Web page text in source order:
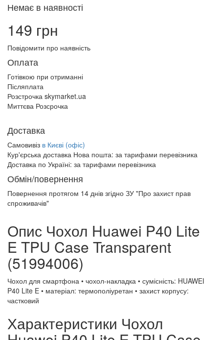
Немає в наявності
149 грн
Повідомити про наявність
Оплата
Готівкою при отриманні
Післяплата
Розстрочка skymarket.ua
Миттєва Розсрочка
Доставка
Самовивіз в Києві (офіс)
Кур'єрська доставка Нова пошта: за тарифами перевізника
Доставка по Україні: за тарифами перевізника
Обмін/повернення
Повернення протягом 14 днів згідно ЗУ "Про захист прав
спроживачів"
Опис Чохол Huawei P40 Lite
E TPU Case Transparent
(51994006)
Чохол для смартфона • чохол-накладка • сумісність: HUAWEI
P40 Lite E • матеріал: термополіуретан • захист корпусу:
частковий
Характеристики Чохол